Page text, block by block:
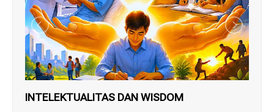
INTELEKTUALITAS DAN WISDOM